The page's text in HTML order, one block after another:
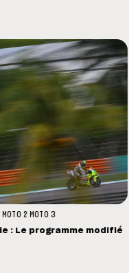
MOTO 2 MOTO 3
: Le programme modifié